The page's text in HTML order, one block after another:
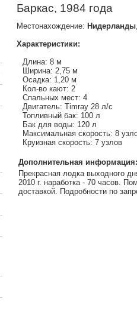
Баркас, 1984 года
Местонахождение: Нидерланды
Характеристики:
Длина: 8 м
Ширина: 2,75 м
Осадка: 1,20 м
Кол-во кают: 2
Спальных мест: 4
Двигатель: Timray 28 л/с
Топливный бак: 100 л
Бак для воды: 120 л
Максимальная скорость: 8
Круизная скорость: 7 узлов
Дополнительная информация:
Прекрасная лодка выходного
2010 г. наработка - 70 часов.
доставкой. Подробности по